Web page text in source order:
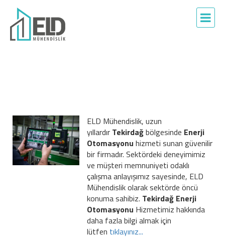
ELD Mühendislik, uzun
yıllardır Tekirdağbölgesinde Enerji
Otomasyonu hizmeti sunan güvenilir
bir firmadır. Sektördeki deneyimimiz
ve müşteri memnuniyeti odaklı
çalışma anlayışımız sayesinde, ELD
Mühendislik olarak sektörde öncü
konuma sahibiz. Tekirdağ Enerji
Otomasyonu Hizmetimiz hakkında
daha fazla bilgi almak için
lütfen tıklayınız...